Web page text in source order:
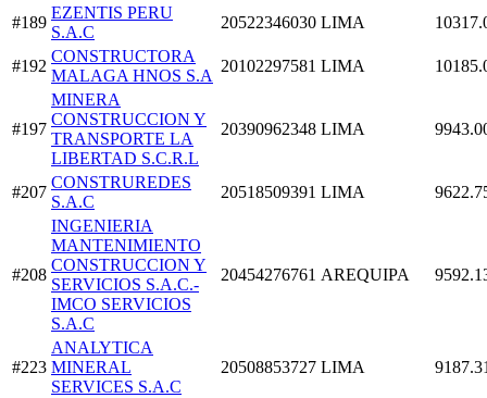
#189
EZENTIS PERU
S.A.C
20522346030 LIMA
#192
CONSTRUCTORA
MALAGA HNOS S.A
20102297581 LIMA
#197
MINERA
CONSTRUCCION Y
TRANSPORTE LA
LIBERTAD S.C.R.L
20390962348 LIMA
#207
CONSTRUREDES
S.A.C
20518509391 LIMA
#208
INGENIERIA
MANTENIMIENTO
CONSTRUCCION Y
SERVICIOS S.A.C.-
IMCO SERVICIOS
S.A.C
20454276761 AREQUIPA
#223
ANALYTICA
MINERAL
SERVICES S.A.C
20508853727 LIMA